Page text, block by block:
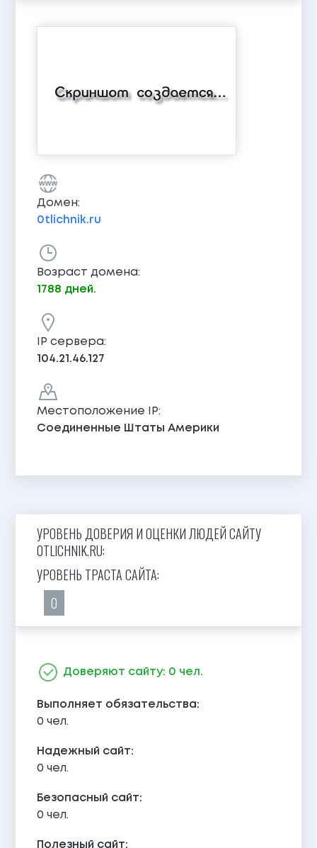
Домен:
0tlichnik.ru
Возраст домена:
1788 дней.
IP сервера:
104.21.46.127
Местоположение IP:
Соединенные Штаты Америки
УРОВЕНЬ ДОВЕРИЯ И ОЦЕНКИ ЛЮДЕЙ САЙТУ
0TLICHNIK.RU:
УРОВЕНЬ ТРАСТА САЙТА:
0
Доверяют сайту: 0 чел.
Выполняет обязательства:
0 чел.
Надежный сайт:
0 чел.
Безопасный сайт:
0 чел.
Полезный сайт: